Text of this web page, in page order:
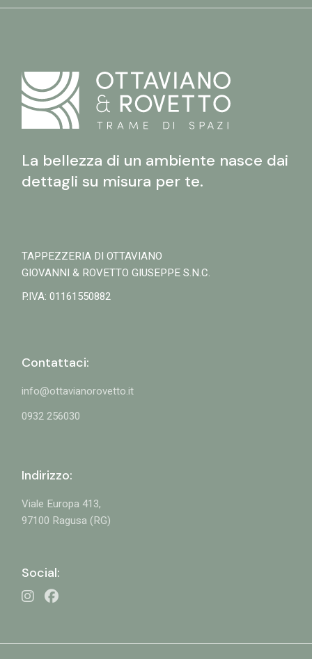
La bellezza di un ambiente nasce dai
dettagli su misura per te.
TAPPEZZERIA DI OTTAVIANO
GIOVANNI & ROVETTO GIUSEPPE S.N.C.
P.IVA: 01161550882
Contattaci:
info@ottavianorovetto.it
0932 256030
Indirizzo:
Viale Europa 413,
97100 Ragusa (RG)
Social: